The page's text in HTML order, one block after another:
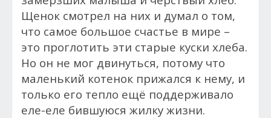
Щенок смотрел на них и думал о том,
что самое большое счастье в мире –
это проглотить эти старые куски хлеба.
Но он не мог двинуться, потому что
маленький котенок прижался к нему, и
только его тепло ещё поддерживало
еле-еле бившуюся жилку жизни.